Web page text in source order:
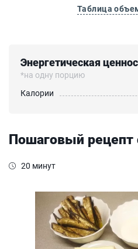
Таблица
Энергетическая
*на одну порцию
Калории
Пошаговый рецепт
20 минут